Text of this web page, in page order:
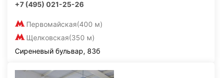
+7 (495) 021-25-26
Первомайская(400 м)
Щелковская(350 м)
Сиреневый бульвар, 83б